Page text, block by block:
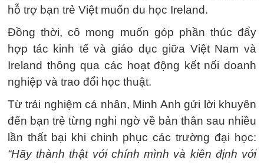
hỗ trợ bạn trẻ Việt muốn du học Ireland.
Đồng thời, cô mong muốn góp phần thúc đẩy
hợp tác kinh tế và giáo dục giữa Việt Nam và
Ireland thông qua các hoạt động kết nối doanh
nghiệp và trao đổi học thuật.
Từ trải nghiệm cá nhân, Minh Anh gửi lời khuyên
đến bạn trẻ từng nghi ngờ về bản thân sau nhiều
lần thất bại khi chinh phục các trường đại học:
“Hãy thành thật với chính mình và kiên định với